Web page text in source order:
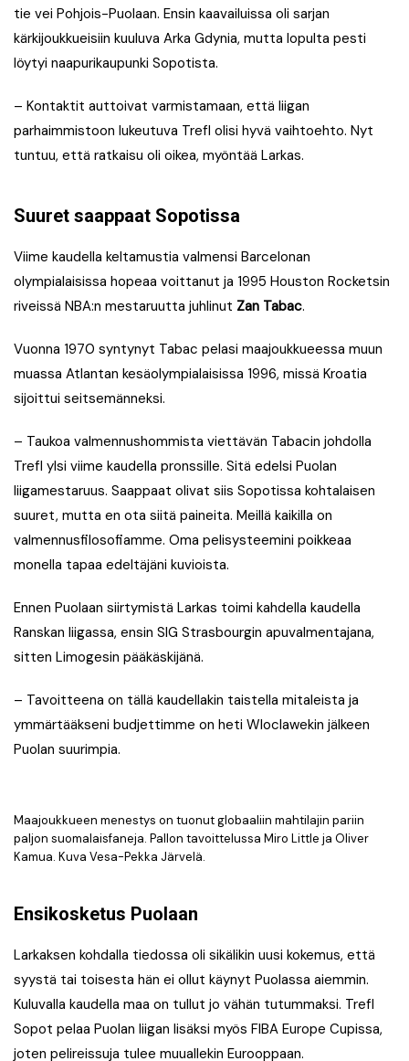
tie vei Pohjois-Puolaan. Ensin kaavailuissa oli sarjan
kärkijoukkueisiin kuuluva Arka Gdynia, mutta lopulta pesti
löytyi naapurikaupunki Sopotista.
– Kontaktit auttoivat varmistamaan, että liigan
parhaimmistoon lukeutuva Trefl olisi hyvä vaihtoehto. Nyt
tuntuu, että ratkaisu oli oikea, myöntää Larkas.
Suuret saappaat Sopotissa
Viime kaudella keltamustia valmensi Barcelonan
olympialaisissa hopeaa voittanut ja 1995 Houston Rocketsin
riveissä NBA:n mestaruutta juhlinut Zan Tabac.
Vuonna 1970 syntynyt Tabac pelasi maajoukkueessa muun
muassa Atlantan kesäolympialaisissa 1996, missä Kroatia
sijoittui seitsemänneksi.
– Taukoa valmennushommista viettävän Tabacin johdolla
Trefl ylsi viime kaudella pronssille. Sitä edelsi Puolan
liigamestaruus. Saappaat olivat siis Sopotissa kohtalaisen
suuret, mutta en ota siitä paineita. Meillä kaikilla on
valmennusfilosofiamme. Oma pelisysteemini poikkeaa
monella tapaa edeltäjäni kuvioista.
Ennen Puolaan siirtymistä Larkas toimi kahdella kaudella
Ranskan liigassa, ensin SIG Strasbourgin apuvalmentajana,
sitten Limogesin pääkäskijänä.
– Tavoitteena on tällä kaudellakin taistella mitaleista ja
ymmärtääkseni budjettimme on heti Wloclawekin jälkeen
Puolan suurimpia.
Maajoukkueen menestys on tuonut globaaliin mahtilajin pariin
paljon suomalaisfaneja. Pallon tavoittelussa Miro Little ja Oliver
Kamua. Kuva Vesa-Pekka Järvelä.
Ensikosketus Puolaan
Larkaksen kohdalla tiedossa oli sikälikin uusi kokemus, että
syystä tai toisesta hän ei ollut käynyt Puolassa aiemmin.
Kuluvalla kaudella maa on tullut jo vähän tutummaksi. Trefl
Sopot pelaa Puolan liigan lisäksi myös FIBA Europe Cupissa,
joten pelireissuja tulee muuallekin Eurooppaan.